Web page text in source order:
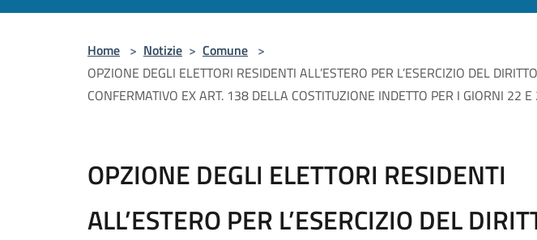
Home > Notizie > Comune >
OPZIONE DEGLI ELETTORI RESIDENTI ALL’ESTERO PER L’ESERCIZIO DEL
CONFERMATIVO EX ART. 138 DELLA COSTITUZIONE INDETTO PER I GIORNI 22
OPZIONE DEGLI ELETTORI RESIDENTI
ALL’ESTERO PER L’ESERCIZIO DEL